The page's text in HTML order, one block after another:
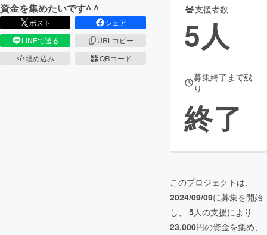
CAMPFIRE for Social Good
CAMPFIRE Creation
CAMPFIREふるさと納税machi-ya コミュニティ
資金を集めたいです^ ^
ポスト
シェア
LINEで送る
URLコピー
埋め込み
QRコード
支援者数
5人
募集終了まで残
り
終了
このプロジェクトは、
2024/09/09に募集を開始
し、 5人の支援により
23,000円の資金を集め、